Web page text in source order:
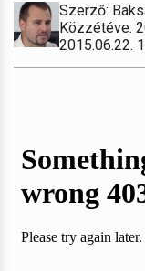
Szerző:
Közzétéve:
2015.06.22.